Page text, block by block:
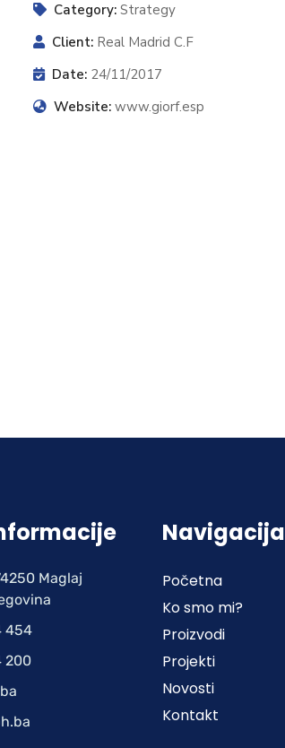
Category: Strategy
Client: Real Madrid C.F
Date: 24/11/2017
Website: www.giorf.esp
Maglaj
454
200
Navigacija
Početna
Ko smo mi?
Proizvodi
Projekti
Novosti
Kontakt